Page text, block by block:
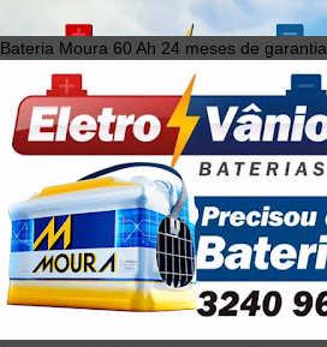
Bateria Moura 60 Ah 24 meses de garantia